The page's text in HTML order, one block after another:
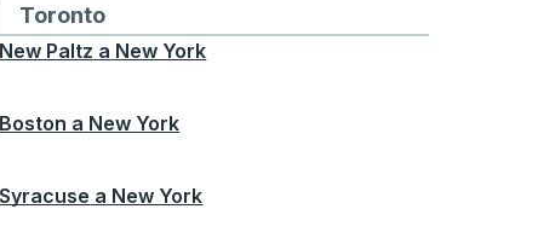
y desde Chicago
hacia y desde Seattle
de autobuses hacia y desde Boston
TorontoRutas de autobuses hacia y desde
New Paltz a New York
Boston a New York
Syracuse a New York